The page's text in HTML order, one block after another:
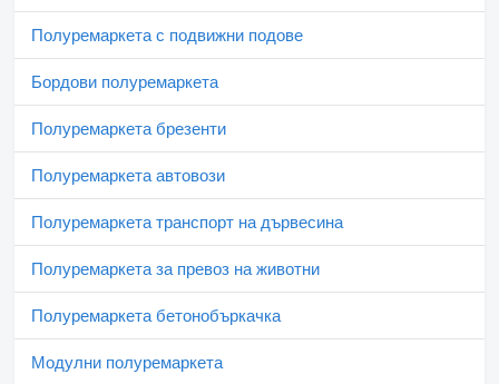
Полуремаркета с подвижни подове
Бордови полуремаркета
Полуремаркета брезенти
Полуремаркета автовози
Полуремаркета транспорт на дървесина
Полуремаркета за превоз на животни
Полуремаркета бетонобъркачка
Модулни полуремаркета